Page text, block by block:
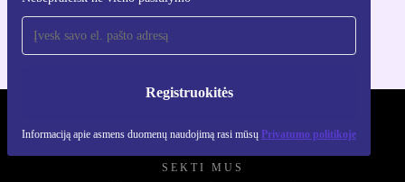
Registruokitės
Informaciją apie asmens duomenų naudojimą rasi mūsų Privatumo politikoje
SEKTI MUS